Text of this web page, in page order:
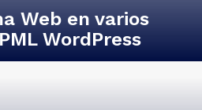
Web en varios
WordPress